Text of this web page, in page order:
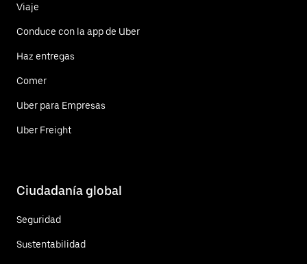
Viaje
Conduce con la app de Uber
Haz entregas
Comer
Uber para Empresas
Uber Freight
Ciudadanía global
Seguridad
Sustentabilidad